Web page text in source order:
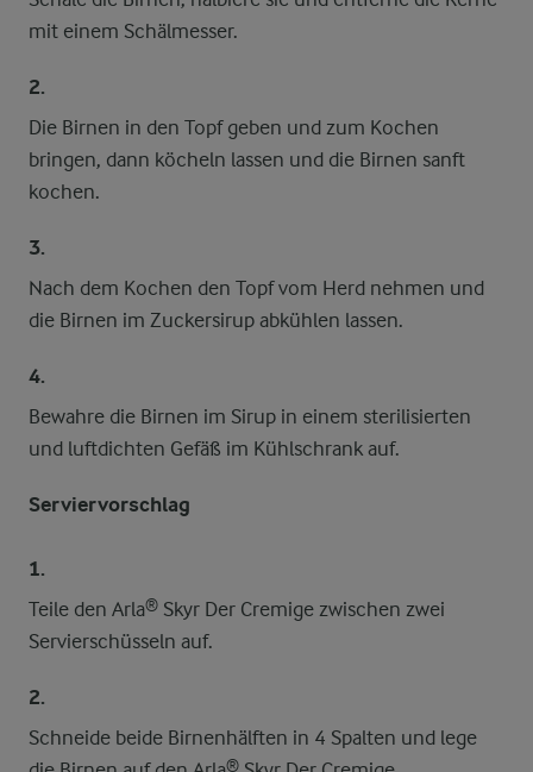
mit einem Schälmesser.
2.
Die Birnen in den Topf geben und zum Kochen
bringen, dann köcheln lassen und die Birnen sanft
kochen.
3.
Nach dem Kochen den Topf vom Herd nehmen und
die Birnen im Zuckersirup abkühlen lassen.
4.
Bewahre die Birnen im Sirup in einem sterilisierten
und luftdichten Gefäß im Kühlschrank auf.
Serviervorschlag
1.
Teile den Arla® Skyr Der Cremige zwischen zwei
Servierschüsseln auf.
2.
Schneide beide Birnenhälften in 4 Spalten und lege